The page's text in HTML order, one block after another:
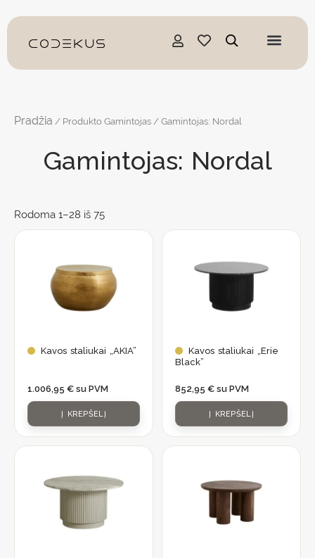
prie
turinio
Pradžia / Produkto Gamintojas / Gamintojas: Nordal
Gamintojas: Nordal
Rodoma 1–28 iš 75
Kavos staliukai „AKIA”
1.006,95 € su PVM
Į KREPŠELĮ
Kavos staliukai „Erie
Black”
852,95 € su PVM
Į KREPŠELĮ